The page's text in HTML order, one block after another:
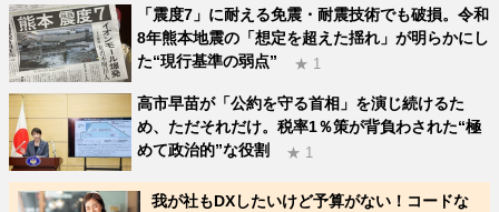
「震度7」に耐える免震・耐震技術でも破損。令和
8年熊本地震の「想定を超えた揺れ」が明らかにし
た“現行基準の弱点”
★ 1
高市早苗が「公約を守る首相」を演じ続けるた
め、ただそれだけ。税率1％策が背負わされた“極
めて政治的”な役割
★ 1
我が社もDXしたいけど予算がない！コードな